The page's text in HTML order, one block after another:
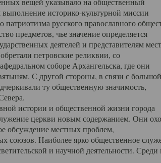
выполнение историко-культурной миссии
русского православного
предметов, чье значение определяется
деятелей и представителям
петровские реликвии, со
соборе Архангельска, где они
С другой стороны, в связи с большой
ту общественную значимость,
истории и общественной жизни города
церкви новым содержанием. Они
обсуждение местных проблем,
союзов. Наиболее ярко общественное
и научной деятельности. Среди